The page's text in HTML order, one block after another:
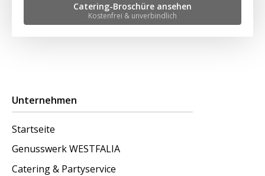
Catering-Broschüre ansehen
Kostenfrei & unverbindlich
Unternehmen
Startseite
Genusswerk WESTFALIA
Catering & Partyservice